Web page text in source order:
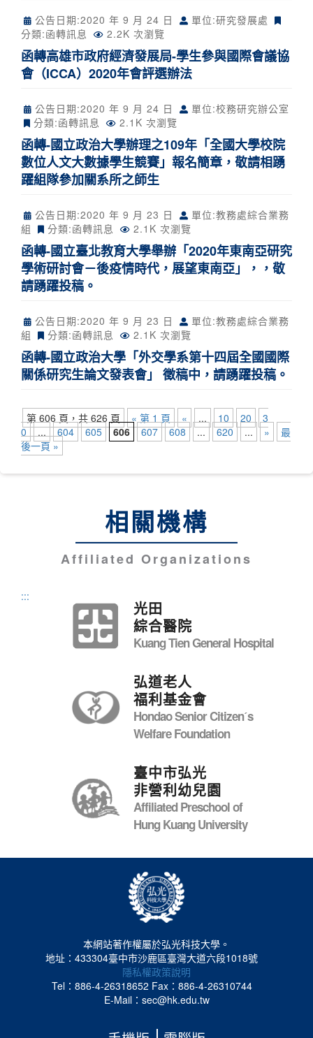
公告日期:2020 年 9 月 24 日
單位:研究發展處
分類:函轉訊息 2.2K 次瀏覽
函轉高雄市政府經濟發展局-學生參與國際會議協
會（ICCA）2020年會評選辦法
公告日期:2020 年 9 月 24 日
單位:校務研究辦公室
分類:函轉訊息 2.1K 次瀏覽
函轉-國立政治大學辦理之109年「全國大學校院
數位人文大數據學生競賽」報名簡章，敬請相踴
躍組隊參加關系所之師生
公告日期:2020 年 9 月 23 日
單位:教務處綜合業務
組
分類:函轉訊息 2.1K 次瀏覽
函轉-國立臺北教育大學舉辦「2020年東南亞研究
學術研討會－後疫情時代，展望東南亞」，，敬
請踴躍投稿。
公告日期:2020 年 9 月 23 日
單位:教務處綜合業務
組
分類:函轉訊息 2.1K 次瀏覽
函轉-國立政治大學「外交學系第十四屆全國國際
關係研究生論文發表會」 徵稿中，請踴躍投稿。
第 606 頁，共 626 頁 « 第 1 頁 « ... 10 20
3
0
... 604 605 606 607 608 ... 620 ... »
最
後一頁 »
相關機構
Affiliated Organizations
:::
光田
綜合醫院
Kuang Tien General Hospital
弘道老人
福利基金會
Hondao Senior Citizenˊs
Welfare Foundation
臺中市弘光
非營利幼兒園
Affiliated Preschool of
Hung Kuang University
本網站著作權屬於弘光科技大學。
地址：433304臺中市沙鹿區臺灣大道六段1018號
隱私權政策說明
Tel：886-4-26318652 Fax：886-4-26310744
E-Mail：sec@hk.edu.tw